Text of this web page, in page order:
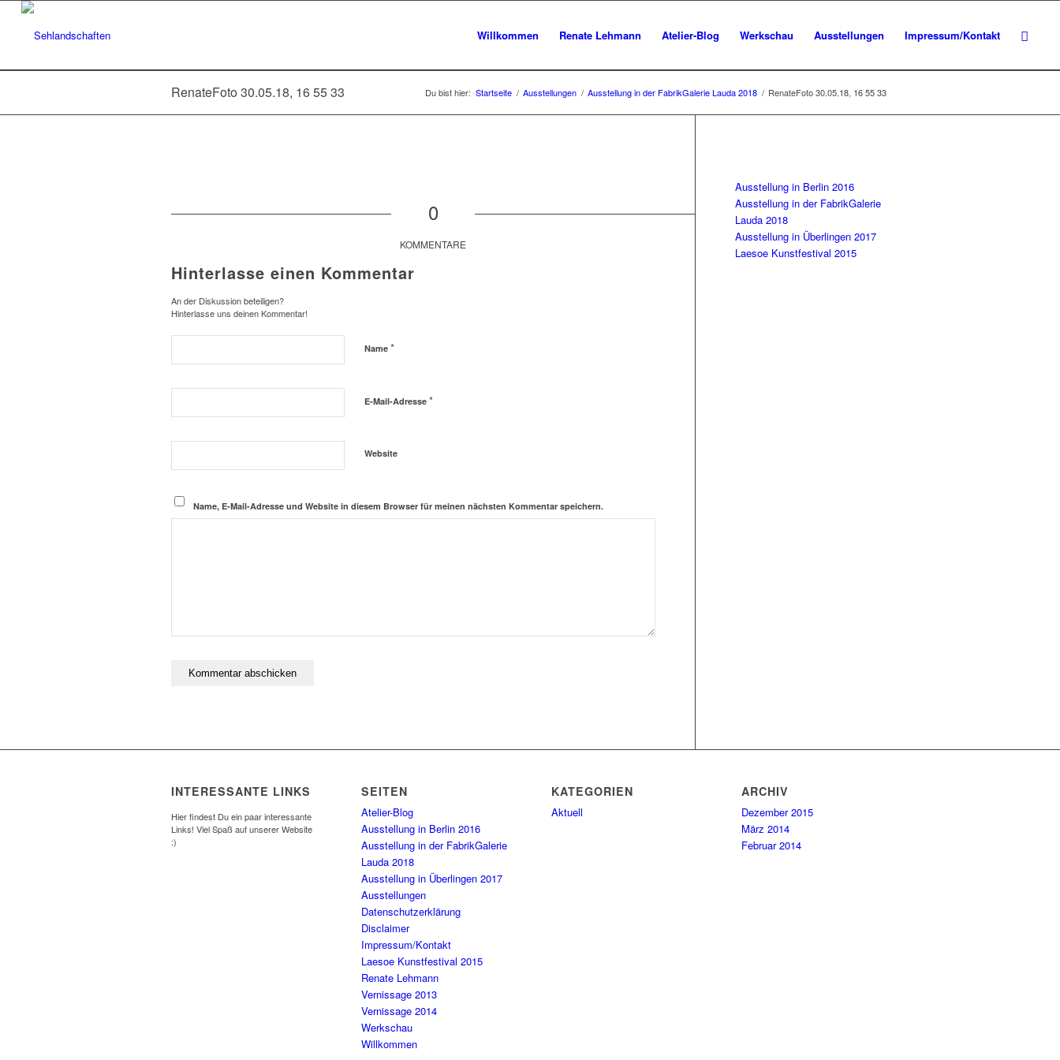
Willkommen Renate Lehmann Atelier-Blog Werkschau Ausstellungen Impressum/Kontakt
RenateFoto 30.05.18, 16 55 33 Du bist hier: Startseite / Ausstellungen / Ausstellung in der FabrikGalerie Lauda 2018 / RenateFoto 30.05.18, 16 55 33
0
KOMMENTARE
Hinterlasse einen Kommentar
An der Diskussion beteiligen?
Hinterlasse uns deinen Kommentar!
Name *
E-Mail-Adresse *
Website
Name, E-Mail-Adresse und Website in diesem Browser für meinen nächsten Kommentar speichern.
Ausstellung in Berlin 2016
Ausstellung in der FabrikGalerie
Lauda 2018
Ausstellung in Überlingen 2017
Laesoe Kunstfestival 2015
INTERESSANTE LINKS
Hier findest Du ein paar interessante
Links! Viel Spaß auf unserer Website
:)
SEITEN
Atelier-Blog
Ausstellung in Berlin 2016
Ausstellung in der FabrikGalerie
Lauda 2018
Ausstellung in Überlingen 2017
Ausstellungen
Datenschutzerklärung
Disclaimer
Impressum/Kontakt
Laesoe Kunstfestival 2015
Renate Lehmann
Vernissage 2013
Vernissage 2014
Werkschau
Willkommen
KATEGORIEN
Aktuell
ARCHIV
Dezember 2015
März 2014
Februar 2014